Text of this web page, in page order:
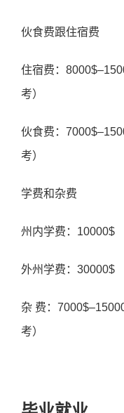
伙食费跟住宿费
住宿费：
考）
伙食费：
考）
学费和杂费
州内学费：10000$
外州学费：30000$
杂 费：
考）